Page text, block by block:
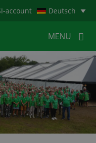
account Deutsch
MENU